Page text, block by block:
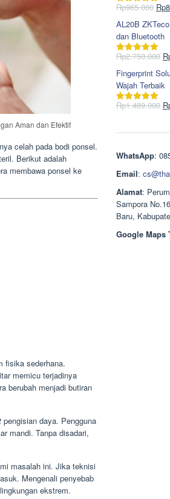
Aman dan Efektif
celah pada bodi ponsel.
Berikut adalah
membawa ponsel ke
fisika sederhana.
memicu terjadinya
berubah menjadi butiran
pengisian daya. Pengguna
mandi. Tanpa disadari,
masalah ini. Jika teknisi
Mengenali penyebab
ekstrem.
Dinilai5.00
Rp965.000 Rp
AL20B
dan Bluetooth
Dinilai5.00
Rp2.750.000
Fingerprint
Wajah Terbaik
Dinilai5.00
Rp1.489.000
WhatsApp:
Email:
Alamat:
Sampora
Baru,
Google Maps